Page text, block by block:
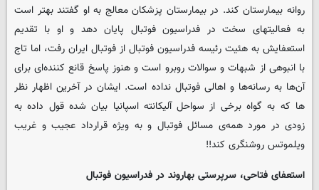
روانه بیمارستان کند. در بیمارستان پزشکان معالج به او گفتند بهتر است
به فعالیتهای سخت در فدراسیون فوتبال پایان دهد و او با تقدیم
استعفایش به هئیت رئیسه فدراسیون فوتبال از فوتبال ایران رفت، اما تاج
با انبوهی از شبهات و سوالات روبرو است و هنوز پاسخ قانع کننده‌ای برای
آن‌ها به رسانه‌ها و اهالی فوتبال نداده است. ایشان در آخرین اظهار نظر
ها که به گواه برخی از سواحل آلیکانته اسپانیا بیان شده قول داده به
زودی در مورد همه‌ی مسائل فوتبال و به ویژه قرارداد عجیب و غریب
ویلموتس روشنگری کند!!
استعفای فتاحی، سرپرستی بهاروند در فدراسیون فوتبال